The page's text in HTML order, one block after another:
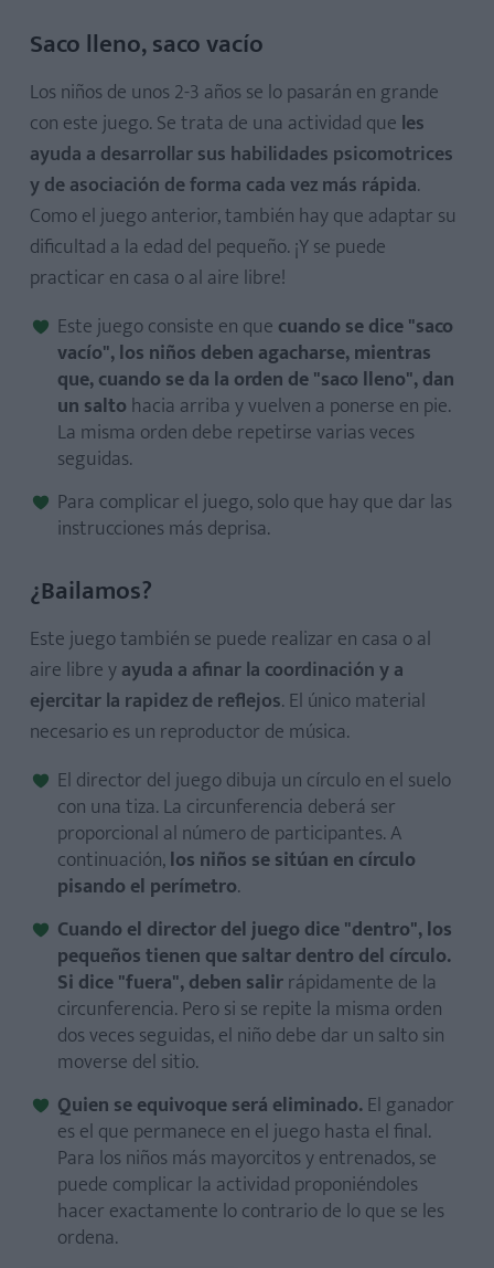
Saco lleno, saco vacío
Los niños de unos 2-3 años se lo pasarán en grande
con este juego. Se trata de una actividad que les
ayuda a desarrollar sus habilidades psicomotrices
y de asociación de forma cada vez más rápida.
Como el juego anterior, también hay que adaptar su
dificultad a la edad del pequeño. ¡Y se puede
practicar en casa o al aire libre!
Este juego consiste en que cuando se dice "saco
vacío", los niños deben agacharse, mientras
que, cuando se da la orden de "saco lleno", dan
un salto hacia arriba y vuelven a ponerse en pie.
La misma orden debe repetirse varias veces
seguidas.
Para complicar el juego, solo que hay que dar las
instrucciones más deprisa.
¿Bailamos?
Este juego también se puede realizar en casa o al
aire libre yayuda a afinar la coordinación y a
ejercitar la rapidez de reflejos. El único material
necesario es un reproductor de música.
El director del juego dibuja un círculo en el suelo
con una tiza. La circunferencia deberá ser
proporcional al número de participantes. A
continuación,los niños se sitúan en círculo
pisando el perímetro.
Cuando el director del juego dice "dentro", los
pequeños tienen que saltar dentro del círculo.
Si dice "fuera", deben salirrápidamente de la
circunferencia. Pero si se repite la misma orden
dos veces seguidas, el niño debe dar un salto sin
moverse del sitio.
Quien se equivoque será eliminado.El ganador
es el que permanece en el juego hasta el final.
Para los niños más mayorcitos y entrenados, se
puede complicar la actividad proponiéndoles
hacer exactamente lo contrario de lo que se les
ordena.